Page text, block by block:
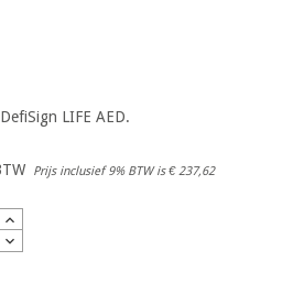
LIFE AED.
Prijs inclusief 9% BTW is€ 237,62